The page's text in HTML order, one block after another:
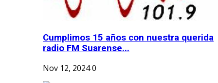
Cumplimos 15 años con nuestra querida
radio FM Suarense...
Nov 12, 20240